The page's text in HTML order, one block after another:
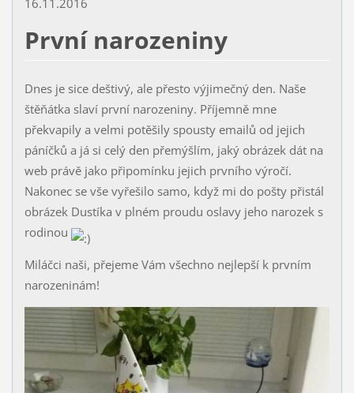
16.11.2016
První narozeniny
Dnes je sice deštivý, ale přesto výjimečný den. Naše
štěňátka slaví první narozeniny. Příjemně mne
překvapily a velmi potěšily spousty emailů od jejich
páníčků a já si celý den přemýšlím, jaký obrázek dát na
web právě jako připomínku jejich prvního výročí.
Nakonec se vše vyřešilo samo, když mi do pošty přistál
obrázek Dustíka v plném proudu oslavy jeho narozek s
rodinou
Miláčci naši, přejeme Vám všechno nejlepší k prvním
narozeninám!